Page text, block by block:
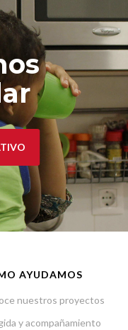
AYUDAMOS
nuestros proyectos
y acompañamiento